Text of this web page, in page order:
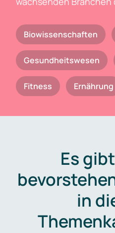
Biowissenschaften
Gesundheitswesen
Fitness Ernährung
Es
in